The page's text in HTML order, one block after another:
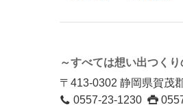
～すべては想い出つくり
〒413-0302 静岡県賀茂
0557-23-1230